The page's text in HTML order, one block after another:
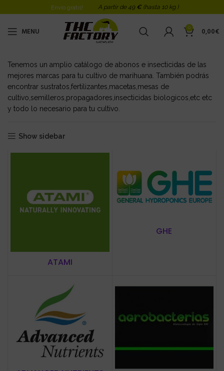
Envio gratis! A partir de 49 € (hasta 10 kg )
MENU 0 0,00€
Tenemos un amplio catálogo de abonos e insecticidas de las
mejores marcas para tu cultivo de marihuana. También podrás
encontrar sustratos,fertilizantes,macetas,mesas de
cultivo,semilleros,propagadores,insecticidas biologicos,etc etc
y todo lo necesario para tu cultivo.
Show sidebar
ATAMI
GHE